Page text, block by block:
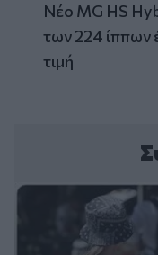
Νέο MG HS
των 224 ίππων
τιμή